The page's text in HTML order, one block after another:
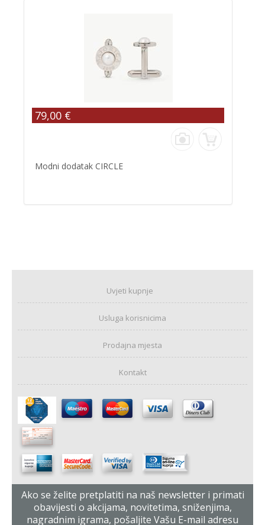
79,00 €
Modni dodatak CIRCLE
Uvjeti kupnje
Usluga korisnicima
Prodajna mjesta
Kontakt
Ako se želite pretplatiti na naš newsletter i primati
obavijesti o akcijama, novitetima, sniženjima,
nagradnim igrama, pošaljite Vašu E-mail adresu